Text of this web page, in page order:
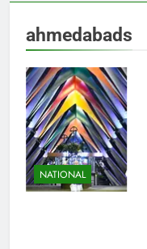
ahmedabads
NATIONAL